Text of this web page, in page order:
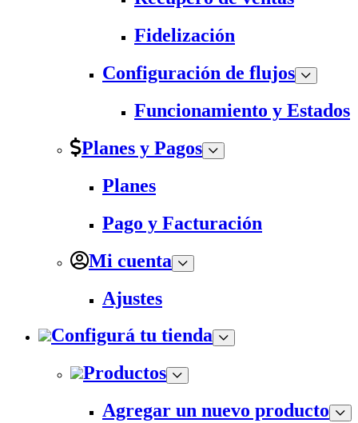
Fidelización
Configuración de flujos
Funcionamiento y Estados
Planes y Pagos
Planes
Pago y Facturación
Mi cuenta
Ajustes
Configurá tu tienda
Productos
Agregar un nuevo producto